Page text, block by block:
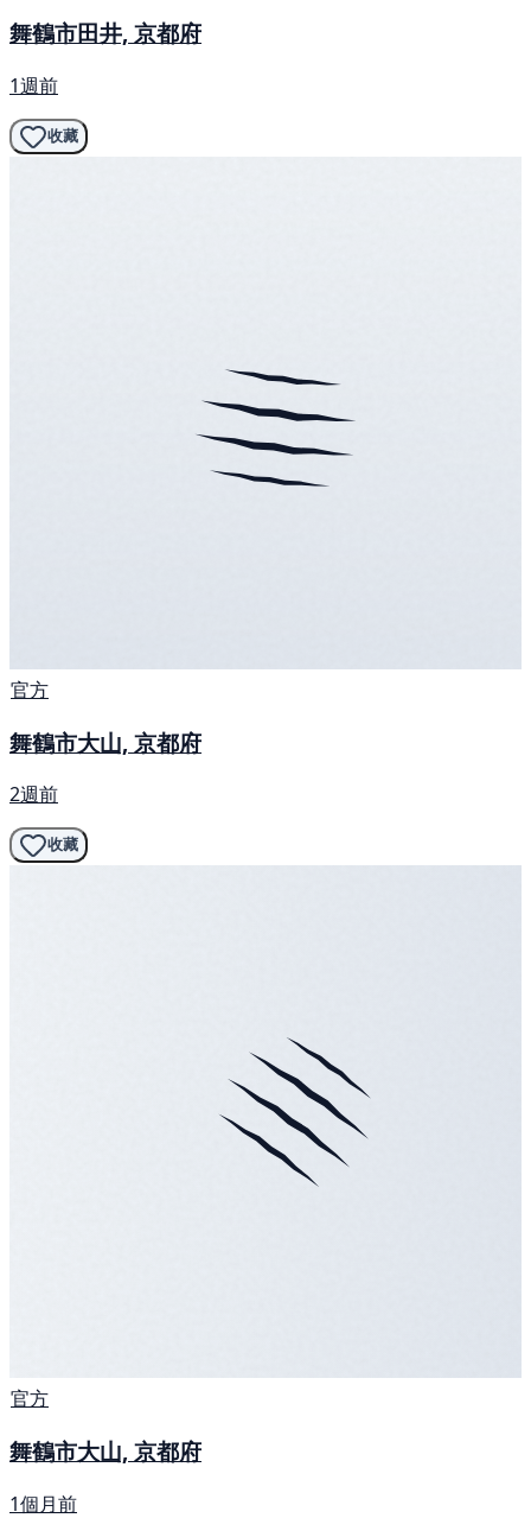
舞鶴市田井, 京都府
1週前
收藏
官方
舞鶴市大山, 京都府
2週前
收藏
官方
舞鶴市大山, 京都府
1個月前